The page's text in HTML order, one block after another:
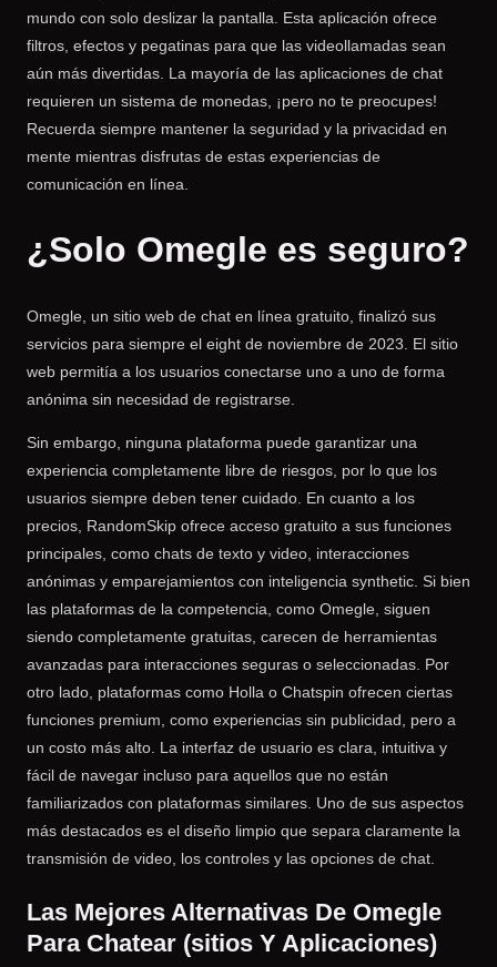
mundo con solo deslizar la pantalla. Esta aplicación ofrece
filtros, efectos y pegatinas para que las videollamadas sean
aún más divertidas. La mayoría de las aplicaciones de chat
requieren un sistema de monedas, ¡pero no te preocupes!
Recuerda siempre mantener la seguridad y la privacidad en
mente mientras disfrutas de estas experiencias de
comunicación en línea.
¿Solo Omegle es seguro?
Omegle, un sitio web de chat en línea gratuito, finalizó sus
servicios para siempre el eight de noviembre de 2023. El sitio
web permitía a los usuarios conectarse uno a uno de forma
anónima sin necesidad de registrarse.
Sin embargo, ninguna plataforma puede garantizar una
experiencia completamente libre de riesgos, por lo que los
usuarios siempre deben tener cuidado. En cuanto a los
precios, RandomSkip ofrece acceso gratuito a sus funciones
principales, como chats de texto y video, interacciones
anónimas y emparejamientos con inteligencia synthetic. Si bien
las plataformas de la competencia, como Omegle, siguen
siendo completamente gratuitas, carecen de herramientas
avanzadas para interacciones seguras o seleccionadas. Por
otro lado, plataformas como Holla o Chatspin ofrecen ciertas
funciones premium, como experiencias sin publicidad, pero a
un costo más alto. La interfaz de usuario es clara, intuitiva y
fácil de navegar incluso para aquellos que no están
familiarizados con plataformas similares. Uno de sus aspectos
más destacados es el diseño limpio que separa claramente la
transmisión de video, los controles y las opciones de chat.
Las Mejores Alternativas De Omegle
Para Chatear (sitios Y Aplicaciones)